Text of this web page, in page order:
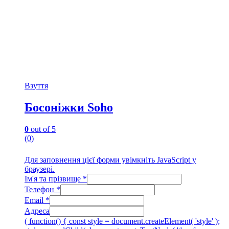
Взуття
Босоніжки Soho
0 out of 5
(0)
Для заповнення цієї форми увімкніть JavaScript у
браузері.
Ім'я та прізвище *
Телефон *
Email *
Адреса
( function() { const style = document.createElement( 'style' );